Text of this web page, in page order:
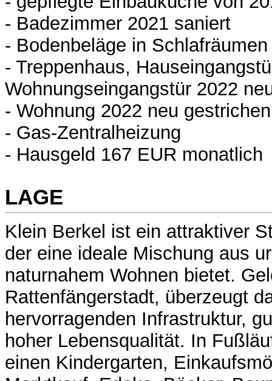
- Badezimmer 2021 saniert
- Bodenbeläge in
- Treppenhaus,
Wohnungseingangstür 2022
- Wohnung 2022 neu gestrichen
- Gas-Zentralheizung
- Hausgeld 167 EUR monatlich
LAGE
Klein Berkel ist ein attraktiver
der eine ideale Mischung aus
naturnahem Wohnen bietet.
Rattenfängerstadt, überzeugt
hervorragenden Infrastruktur,
hoher Lebensqualität. In
einen Kindergarten,